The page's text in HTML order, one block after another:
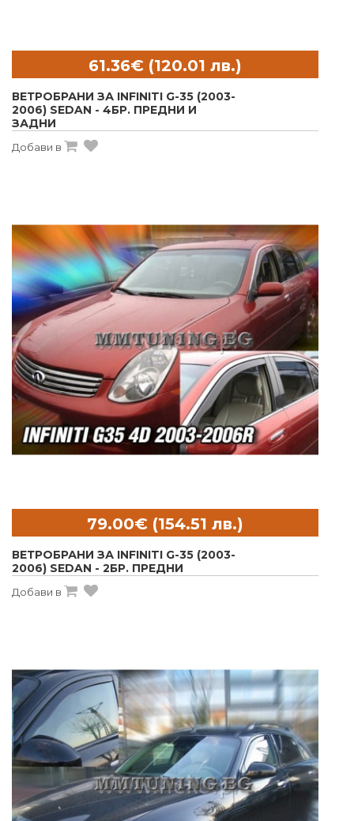
ВЕТРОБРАНИ ЗА INFINITI G-35 (2003-
2006) SEDAN - 4БР. ПРЕДНИ И
ЗАДНИ
Добави в
ВЕТРОБРАНИ ЗА INFINITI G-35 (2003-
2006) SEDAN - 2БР. ПРЕДНИ
Добави в